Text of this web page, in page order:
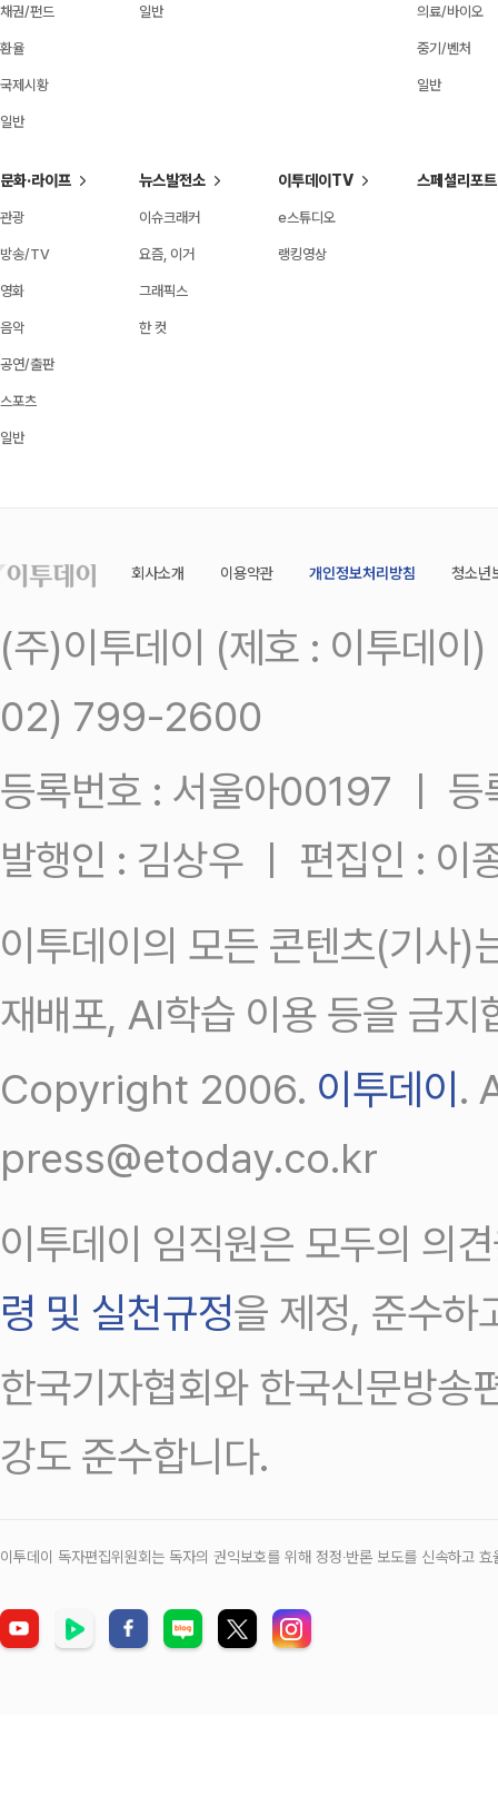
채권/펀드
환율
국제시황
일반
일반 의료/바이오
중기/벤처
일반
문화·라이프
관광
방송/TV
영화
음악
공연/출판
스포츠
일반
뉴스발전소
이슈크래커
요즘, 이거
그래픽스
한 컷
이투데이TV
e스튜디오
랭킹영상
스페셜리포트
회사소개 이용약관 개인정보처리방침 청소년
(주)이투데이 (제호 : 이투데
02) 799-2600
등록번호 : 서울아00197 ㅣ
발행인 : 김상우 ㅣ 편집인 : 이
이투데이의 모든 콘텐츠(기사)
재배포, AI학습 이용 등을 금지
Copyright 2006. 이투데이.
press@etoday.co.kr
이투데이 임직원은 모두의 의
령 및 실천규정을 제정, 준수하
한국기자협회와 한국신문방송
강도 준수합니다.
이투데이 독자편집위원회는 독자의 권익보호를 위해 정정‧반론 보도를 신속하고